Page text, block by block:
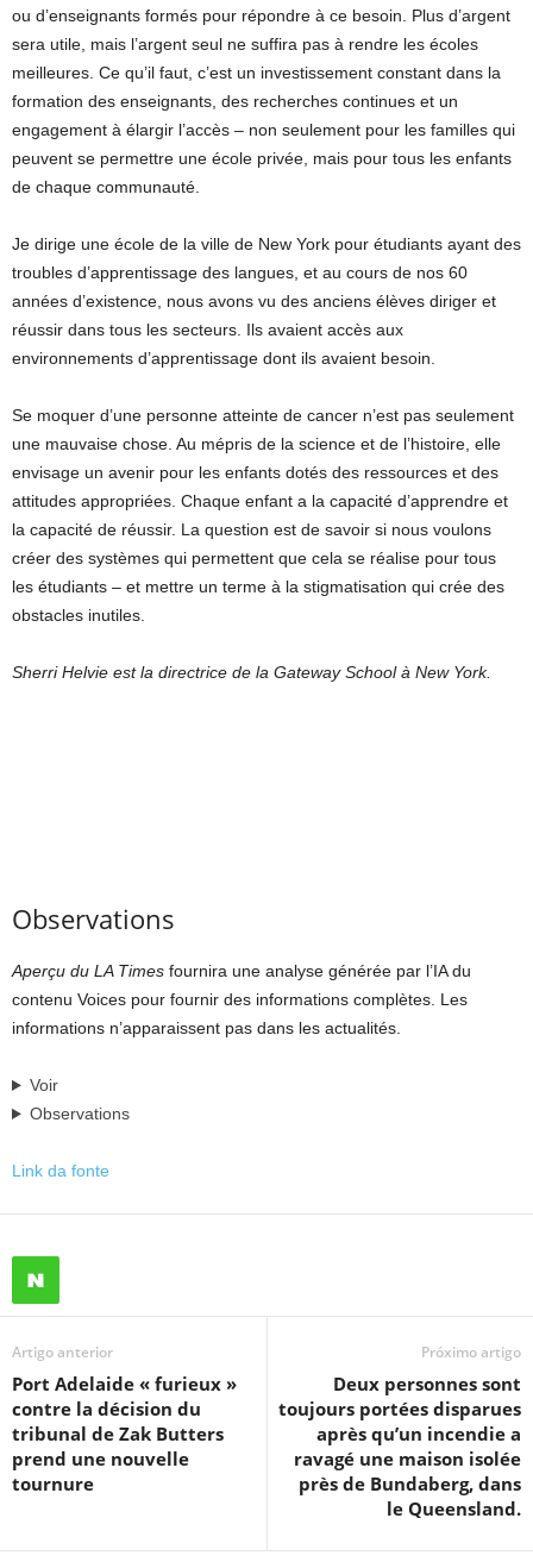
ou d’enseignants formés pour répondre à ce besoin. Plus d’argent
sera utile, mais l’argent seul ne suffira pas à rendre les écoles
meilleures. Ce qu’il faut, c’est un investissement constant dans la
formation des enseignants, des recherches continues et un
engagement à élargir l’accès – non seulement pour les familles qui
peuvent se permettre une école privée, mais pour tous les enfants
de chaque communauté.
Je dirige une école de la ville de New York pour étudiants ayant des
troubles d’apprentissage des langues, et au cours de nos 60
années d’existence, nous avons vu des anciens élèves diriger et
réussir dans tous les secteurs. Ils avaient accès aux
environnements d’apprentissage dont ils avaient besoin.
Se moquer d’une personne atteinte de cancer n’est pas seulement
une mauvaise chose. Au mépris de la science et de l’histoire, elle
envisage un avenir pour les enfants dotés des ressources et des
attitudes appropriées. Chaque enfant a la capacité d’apprendre et
la capacité de réussir. La question est de savoir si nous voulons
créer des systèmes qui permettent que cela se réalise pour tous
les étudiants – et mettre un terme à la stigmatisation qui crée des
obstacles inutiles.
Sherri Helvie est la directrice de la Gateway School à New York.
Observations
Aperçu du LA Times fournira une analyse générée par l’IA du
contenu Voices pour fournir des informations complètes. Les
informations n’apparaissent pas dans les actualités.
Voir
Observations
Link da fonte
Artigo anterior
Port Adelaide « furieux »
contre la décision du
tribunal de Zak Butters
prend une nouvelle
tournure
Próximo artigo
Deux personnes sont
toujours portées disparues
après qu’un incendie a
ravagé une maison isolée
près de Bundaberg, dans
le Queensland.